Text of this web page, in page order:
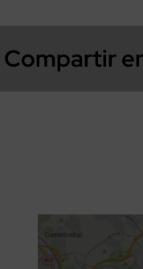
Compartir